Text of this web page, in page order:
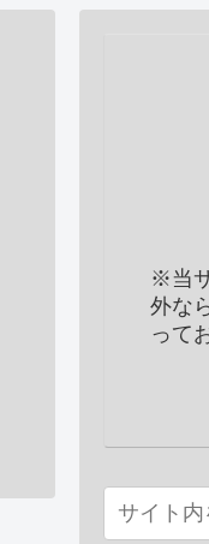
※当
外な
って